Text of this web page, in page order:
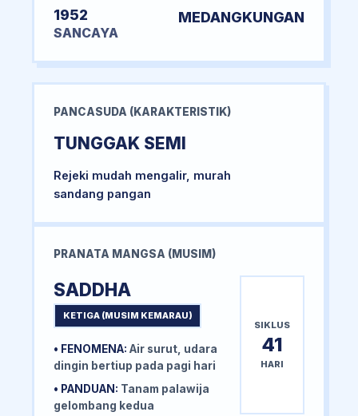
1952
SANCAYA
MEDANGKUNGAN
PANCASUDA (KARAKTERISTIK)
TUNGGAK SEMI
Rejeki mudah mengalir, murah
sandang pangan
PRANATA MANGSA (MUSIM)
SADDHA
KETIGA (MUSIM KEMARAU)
• FENOMENA: Air surut, udara
dingin bertiup pada pagi hari
• PANDUAN: Tanam palawija
gelombang kedua
SIKLUS
41
HARI